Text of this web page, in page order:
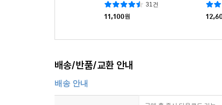
31건
11,100원
배송/반품/교환 안내
배송 안내